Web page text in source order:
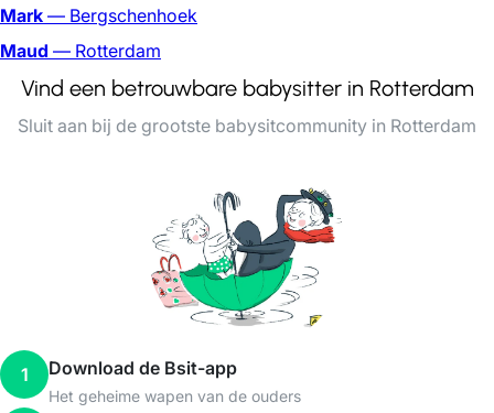
Mark — Bergschenhoek
Maud — Rotterdam
Vind een betrouwbare babysitter in Rotterdam
Sluit aan bij de grootste babysitcommunity in Rotterdam
1 Download de Bsit-app
Het geheime wapen van de ouders